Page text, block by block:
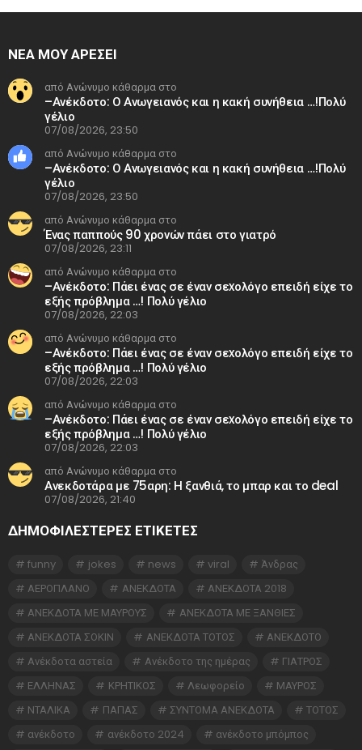
ΝΕΑ ΜΟΥ ΑΡΕΣΕΙ
από Ανώνυμο κάθαρμα στο
–Ανέκδοτο: Ο Ανωγειανός και η κακή συνήθεια …!Πολύ
γέλιο
07/08/2026, 23:50
από Ανώνυμο κάθαρμα στο
–Ανέκδοτο: Ο Ανωγειανός και η κακή συνήθεια …!Πολύ
γέλιο
07/08/2026, 23:50
από Ανώνυμο κάθαρμα στο
Ένας παππούς 90 χρονών πάει στο γιατρό
07/08/2026, 23:11
από Ανώνυμο κάθαρμα στο
–Ανέκδοτο: Πάει ένας σε έναν σεxολόγο επειδή είχε το
εξής πρόβλημα …! Πολύ γέλιο
07/08/2026, 22:03
από Ανώνυμο κάθαρμα στο
–Ανέκδοτο: Πάει ένας σε έναν σεxολόγο επειδή είχε το
εξής πρόβλημα …! Πολύ γέλιο
07/08/2026, 22:03
από Ανώνυμο κάθαρμα στο
–Ανέκδοτο: Πάει ένας σε έναν σεxολόγο επειδή είχε το
εξής πρόβλημα …! Πολύ γέλιο
07/08/2026, 22:03
από Ανώνυμο κάθαρμα στο
Ανεκδοτάρα με 75αρη: Η ξανθιά, το μπαρ και το deal
07/08/2026, 21:40
ΔΗΜΟΦΙΛΕΣΤΕΡΕΣ ΕΤΙΚΈΤΕΣ
funny jokes news viral
Άνδρας
ΑΕΡΟΠΛΑΝΟ
ΑΝΕΚΔΟΤΑ
ΑΝΕΚΔΟΤΑ 2018
ΑΝΕΚΔΟΤΑ ΜΕ ΜΑΥΡΟΥΣ
ΑΝΕΚΔΟΤΑ ΜΕ ΞΑΝΘΙΕΣ
ΑΝΕΚΔΟΤΑ ΣΟΚΙΝ
ΑΝΕΚΔΟΤΑ ΤΟΤΟΣ
ΑΝΕΚΔΟΤΟ
Ανέκδοτα αστεία
Ανέκδοτο της ημέρας
ΓΙΑΤΡΟΣ
ΕΛΛΗΝΑΣ
ΚΡΗΤΙΚΟΣ Λεωφορείο
ΜΑΥΡΟΣ
ΝΤΑΛΙΚΑ
ΠΑΠΑΣ ΣΥΝΤΟΜΑ ΑΝΕΚΔΟΤΑ
ΤΟΤΟΣ
ανέκδοτο
ανέκδοτο 2024
ανέκδοτο μπόμπος